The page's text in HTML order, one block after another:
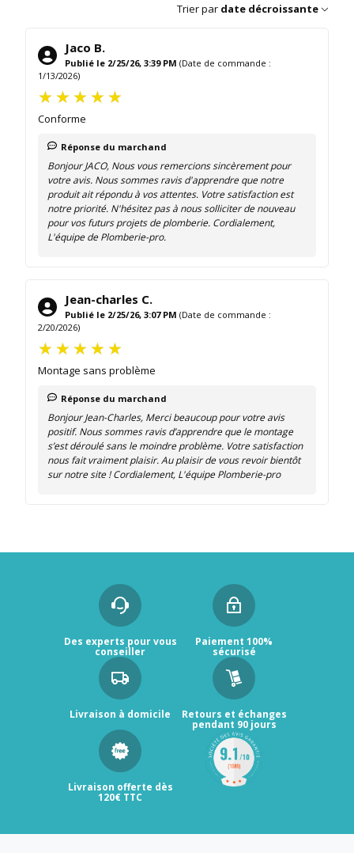
Trier par date décroissante
Jaco B.
Publié le 2/25/26, 3:39 PM (Date de commande :
1/13/2026)
Conforme
Réponse du marchand
Bonjour JACO, Nous vous remercions sincèrement pour
votre avis. Nous sommes ravis d'apprendre que notre
produit ait répondu à vos attentes. Votre satisfaction est
notre priorité. N'hésitez pas à nous solliciter de nouveau
pour vos futurs projets de plomberie. Cordialement,
L'équipe de Plomberie-pro.
Jean-charles C.
Publié le 2/25/26, 3:07 PM (Date de commande :
2/20/2026)
Montage sans problème
Réponse du marchand
Bonjour Jean-Charles, Merci beaucoup pour votre avis
positif. Nous sommes ravis d’apprendre que le montage
s’est déroulé sans le moindre problème. Votre satisfaction
nous fait vraiment plaisir. Au plaisir de vous revoir bientôt
sur notre site ! Cordialement, L'équipe Plomberie-pro
Des experts pour vous
conseiller
Paiement 100%
sécurisé
Livraison à domicile Retours et échanges
pendant 90 jours
Livraison offerte dès
120€ TTC